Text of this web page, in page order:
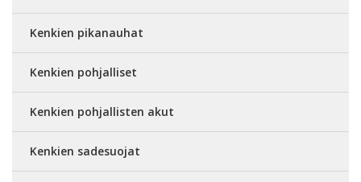
Kenkien pikanauhat
Kenkien pohjalliset
Kenkien pohjallisten akut
Kenkien sadesuojat